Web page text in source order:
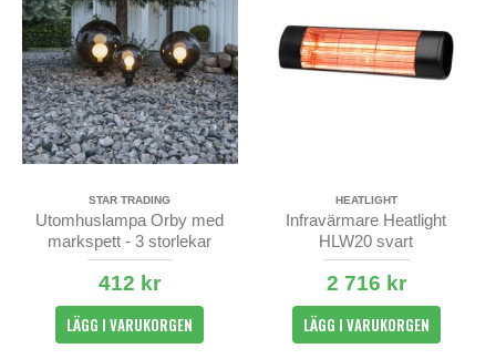
STAR TRADING
Utomhuslampa Orby med
markspett - 3 storlekar
412 kr
LÄGG I VARUKORGEN
HEATLIGHT
Infravärmare Heatlight
HLW20 svart
2 716 kr
LÄGG I VARUKORGEN